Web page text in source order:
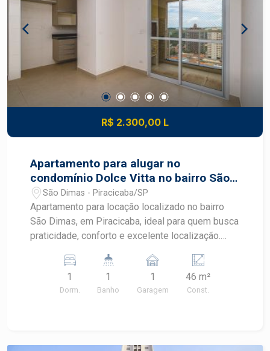
R$ 2.300,00 L
Apartamento para alugar no
condomínio Dolce Vitta no bairro São
Dimas em Piracicaba
São Dimas - Piracicaba/SP
Apartamento para locação localizado no bairro
São Dimas, em Piracicaba, ideal para quem busca
praticidade, conforto e excelente localização.
gourmet e cozinha planejada, este imóvel
oferece um dia a dia funcional em uma das
regiões mais valorizadas de Piracicaba, próximo
1
Dorm.
1
Banho
1
Garagem
46 m²
Const.